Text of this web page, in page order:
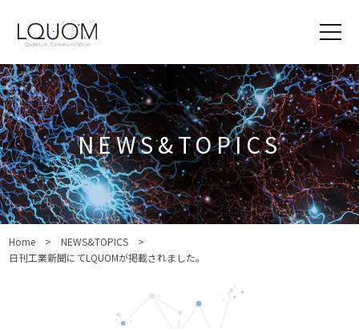
NEWS&TOPICS
Home
NEWS&TOPICS
日刊工業新聞にてLQUOMが掲載されました。